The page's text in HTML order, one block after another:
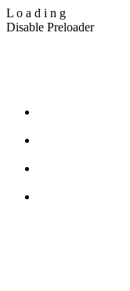
L o a d i n g
Disable Preloader